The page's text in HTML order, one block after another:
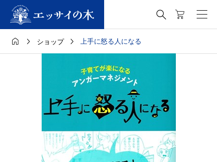

  ショップ  上手に怒る人になる